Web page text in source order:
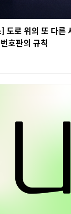
도로 위의 또 다른
호판의 규칙